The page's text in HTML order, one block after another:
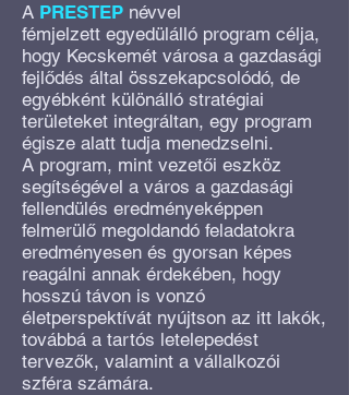
A PRESTEP névvel
fémjelzett egyedülálló program célja,
hogy Kecskemét városa a gazdasági
fejlődés által összekapcsolódó, de
egyébként különálló stratégiai
területeket integráltan, egy program
égisze alatt tudja menedzselni.
A program, mint vezetői eszköz
segítségével a város a gazdasági
fellendülés eredményeképpen
felmerülő megoldandó feladatokra
eredményesen és gyorsan képes
reagálni annak érdekében, hogy
hosszú távon is vonzó
életperspektívát nyújtson az itt lakók,
továbbá a tartós letelepedést
tervezők, valamint a vállalkozói
szféra számára.